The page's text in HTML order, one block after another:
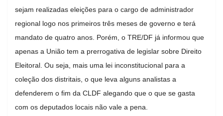
sejam realizadas eleições para o cargo de administrador
regional logo nos primeiros três meses de governo e terá
mandato de quatro anos. Porém, o TRE/DF já informou que
apenas a União tem a prerrogativa de legislar sobre Direito
Eleitoral. Ou seja, mais uma lei inconstitucional para a
coleção dos distritais, o que leva alguns analistas a
defenderem o fim da CLDF alegando que o que se gasta
com os deputados locais não vale a pena.